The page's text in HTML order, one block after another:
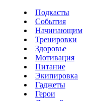
Подкасты
События
Начинающим
Тренировки
Здоровье
Мотивация
Питание
Экипировка
Гаджеты
Герои